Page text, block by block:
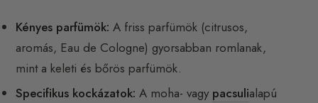
Kényes parfümök: A friss parfümök (citrusos,
aromás, Eau de Cologne) gyorsabban romlanak,
mint a keleti és bőrös parfümök.
Specifikus kockázatok: A moha- vagy pacsulialapú